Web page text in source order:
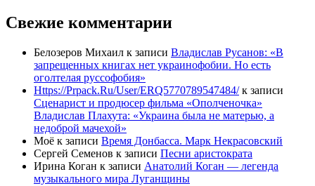
Свежие комментарии
Белозеров Михаил к записи Владислав Русанов: «В
запрещенных книгах нет украинофобии. Но есть
оголтелая руссофобия»
Https://Prpack.Ru/User/ERQ5770789547484/к записи
Сценарист и продюсер фильма «Ополченочка»
Владислав Плахута: «Украина была не матерью, а
недоброй мачехой»
Моё к записи Время Донбасса. Марк Некрасовский
Сергей Семенов к записи Песни аристократа
Ирина Коган к записи Анатолий Коган — легенда
музыкального мира Луганщины